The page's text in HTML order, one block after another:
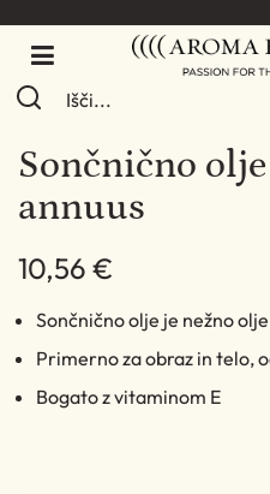
Sončnično
annuus
10,56 €
Sončnično olje je nežno
Primerno za obraz in telo,
Bogato z vitaminom E